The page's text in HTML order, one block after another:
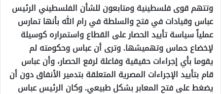
وتتهم قوى فلسطينية ومتابعون للشأن الفلسطيني الرئيس
عباس وقيادات في فتح والسلطة في رام الله بأنها تمارس
عملياً سياسة تأييد الحصار على القطاع واستمراره كوسيلة
لإخضاع حماس وتهميشها. وترى أن عباس وحكومته لم
يقوما بأي إجراءات حقيقية وفاعلة لرفع الحصار، وأن عباس
قام بتأييد الإجراءات المصرية المتعلقة بتدمير الأنفاق دون أن
يضغط على فتح المعابر بشكل طبيعي. وكان الرئيس عباس